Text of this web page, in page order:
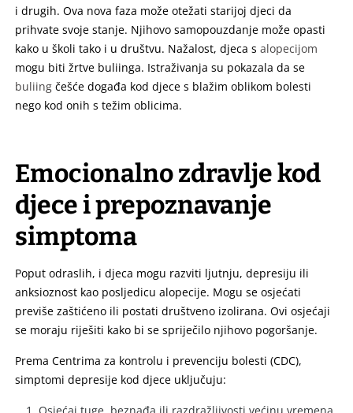
i drugih. Ova nova faza može otežati starijoj djeci da
prihvate svoje stanje. Njihovo samopouzdanje može opasti
kako u školi tako i u društvu. Nažalost, djeca salopecijom
mogu biti žrtve buliinga. Istraživanja su pokazala da se
buliing češće događa kod djece s blažim oblikom bolesti
nego kod onih s težim oblicima.
Emocionalno zdravlje kod
djece i prepoznavanje
simptoma
Poput odraslih, i djeca mogu razviti ljutnju, depresiju ili
anksioznost kao posljedicu alopecije. Mogu se osjećati
previše zaštićeno ili postati društveno izolirana. Ovi osjećaji
se moraju riješiti kako bi se spriječilo njihovo pogoršanje.
Prema Centrima za kontrolu i prevenciju bolesti (CDC),
simptomi depresije kod djece uključuju:
Osjećaj tuge, beznađa ili razdražljivosti većinu vremena.